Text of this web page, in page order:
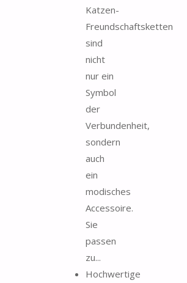
Katzen-
Freundschaftsketten
sind
nicht
nur ein
Symbol
der
Verbundenheit,
sondern
auch
ein
modisches
Accessoire.
Sie
passen
zu...
Hochwertige